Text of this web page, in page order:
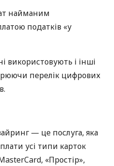
найманим
податків «у
використовують і інші
перелік цифрових
— це послуга, яка
усі типи карток
«Простір»,